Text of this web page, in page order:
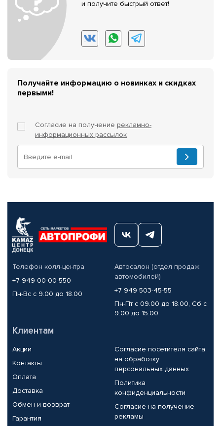
и получите быстрый ответ!
Получайте информацию о новинках и скидках
первыми!
Согласие на получение рекламно-
информационных рассылок
Телефон колл-центра
+7 949 00-00-550
Пн-Вс с 9.00 до 18.00
Автосалон (отдел продаж
автомобилей)
+7 949 503-45-55
Пн-Пт с 09.00 до 18.00, Сб с
9.00 до 15.00
Клиентам
Акции
Контакты
Оплата
Доставка
Обмен и возврат
Гарантия
Согласие посетителя сайта
на обработку
персональных данных
Политика
конфиденциальности
Согласие на получение
рекламы